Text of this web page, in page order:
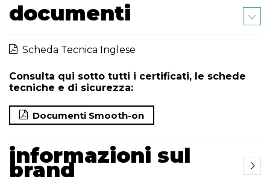
documenti
Scheda Tecnica Inglese
Consulta qui sotto tutti i certificati, le schede
tecniche e di sicurezza:
Documenti Smooth-on
informazioni sul
brand